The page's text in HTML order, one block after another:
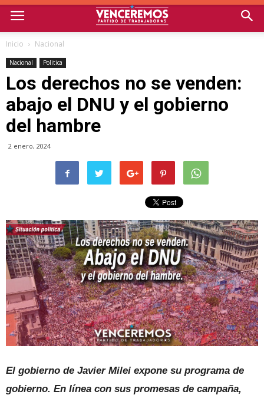
Inicio Nacional
Nacional Politica
Los derechos no se venden:
abajo el DNU y el gobierno
del hambre
2 enero, 2024
El gobierno de Javier Milei expone su programa de
gobierno. En línea con sus promesas de campaña,